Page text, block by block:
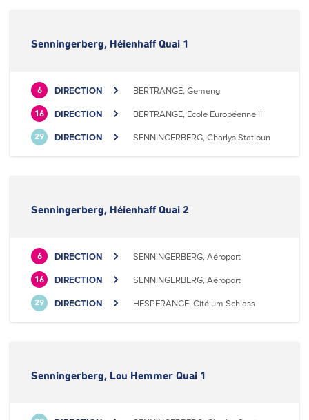
Senningerberg, Héienhaff Quai 1
6 DIRECTION BERTRANGE, Gemeng
16 DIRECTION BERTRANGE, Ecole Européenne II
29 DIRECTION SENNINGERBERG, Charlys Statioun
Senningerberg, Héienhaff Quai 2
6 DIRECTION SENNINGERBERG, Aéroport
16 DIRECTION SENNINGERBERG, Aéroport
29 DIRECTION HESPERANGE, Cité um Schlass
Senningerberg, Lou Hemmer Quai 1